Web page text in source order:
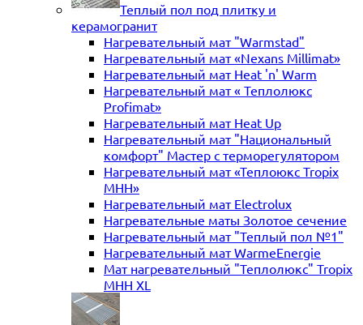
Теплый пол под плитку и
керамогранит
Нагревательный мат "Warmstad"
Нагревательный мат «Nexans Millimat»
Нагревательный мат Heat 'n' Warm
Нагревательный мат « Теплолюкс
Profimat»
Нагревательный мат Heat Up
Нагревательный мат "Национальный
комфорт" Мастер с терморегулятором
Нагревательный мат «Теплоюкс Tropix
MHH»
Нагревательный мат Electrolux
Нагревательные маты Золотое сечение
Нагревательный мат "Теплый пол №1"
Нагревательный мат WarmeEnergie
Мат нагревательный "Теплолюкс" Tropix
МНН XL